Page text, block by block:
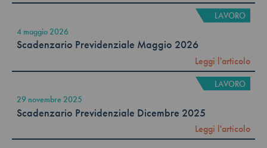
LAVORO
4 maggio 2026
Scadenzario Previdenziale Maggio 2026
Leggi l'articolo
LAVORO
29 novembre 2025
Scadenzario Previdenziale Dicembre 2025
Leggi l'articolo